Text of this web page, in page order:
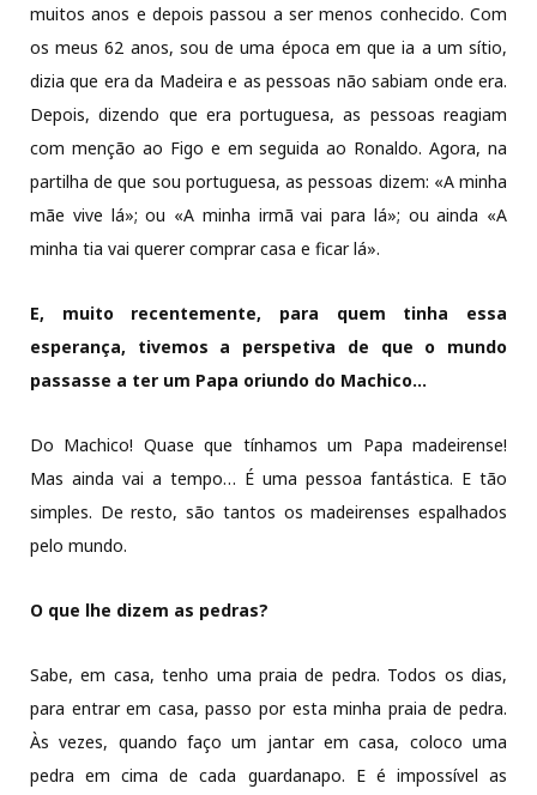
muitos anos e depois passou a ser menos conhecido. Com
os meus 62 anos, sou de uma época em que ia a um sítio,
dizia que era da Madeira e as pessoas não sabiam onde era.
Depois, dizendo que era portuguesa, as pessoas reagiam
com menção ao Figo e em seguida ao Ronaldo. Agora, na
partilha de que sou portuguesa, as pessoas dizem: «A minha
mãe vive lá»; ou «A minha irmã vai para lá»; ou ainda «A
minha tia vai querer comprar casa e ficar lá».
E, muito recentemente, para quem tinha essa
esperança, tivemos a perspetiva de que o mundo
passasse a ter um Papa oriundo do Machico…
Do Machico! Quase que tínhamos um Papa madeirense!
Mas ainda vai a tempo… É uma pessoa fantástica. E tão
simples. De resto, são tantos os madeirenses espalhados
pelo mundo.
O que lhe dizem as pedras?
Sabe, em casa, tenho uma praia de pedra. Todos os dias,
para entrar em casa, passo por esta minha praia de pedra.
Às vezes, quando faço um jantar em casa, coloco uma
pedra em cima de cada guardanapo. E é impossível as